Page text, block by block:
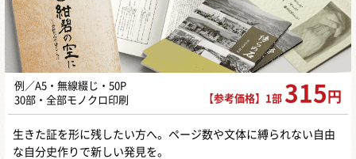
例／A5・無線綴じ・50P
30部・全部モノクロ印刷
【参考価格】1部 315 円
生きた証を形に残したい方へ。ページ数や文体に縛られない自由
な自分史作りで新しい発見を。